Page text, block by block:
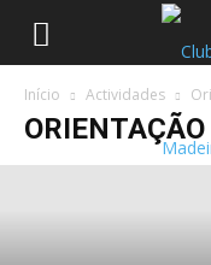
Início Actividades
ORIENTAÇÃO